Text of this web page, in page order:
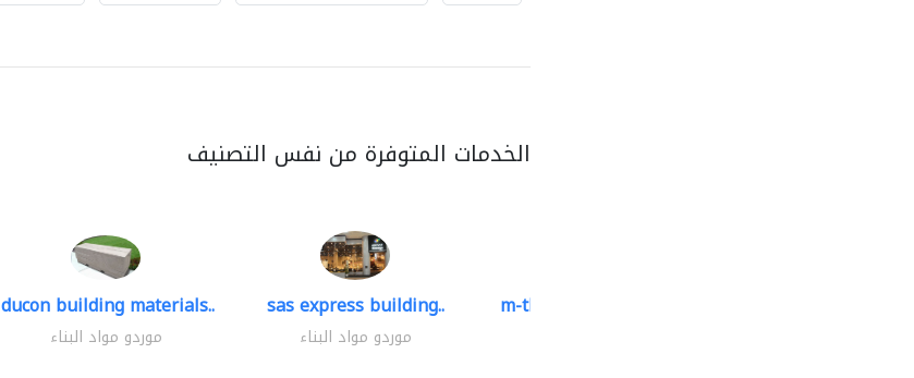
الخدمات المتوفرة من نفس التصنيف
ducon building materials..
موردو مواد البناء
sas express building..
موردو مواد البناء
m-three building materials